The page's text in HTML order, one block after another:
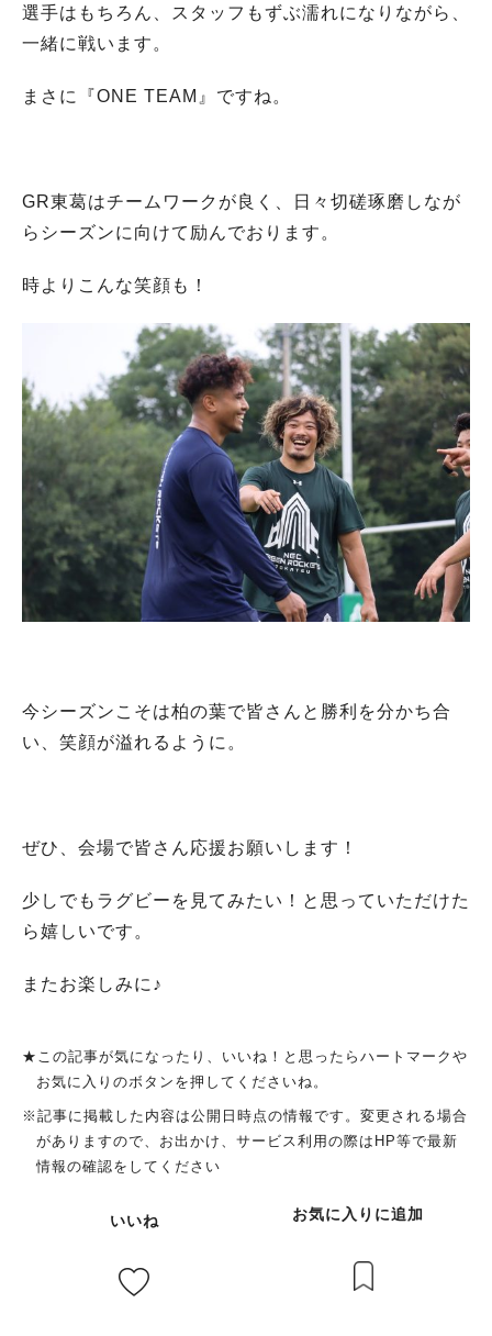
選手はもちろん、スタッフもずぶ濡れになりながら、
一緒に戦います。
まさに『ONE TEAM』ですね。
GR東葛はチームワークが良く、日々切磋琢磨しなが
らシーズンに向けて励んでおります。
時よりこんな笑顔も！
今シーズンこそは柏の葉で皆さんと勝利を分かち合
い、笑顔が溢れるように。
ぜひ、会場で皆さん応援お願いします！
少しでもラグビーを見てみたい！と思っていただけた
ら嬉しいです。
またお楽しみに♪
★この記事が気になったり、いいね！と思ったらハートマークや
お気に入りのボタンを押してくださいね。
※記事に掲載した内容は公開日時点の情報です。変更される場合
がありますので、お出かけ、サービス利用の際はHP等で最新
情報の確認をしてください
いいね お気に入りに追加